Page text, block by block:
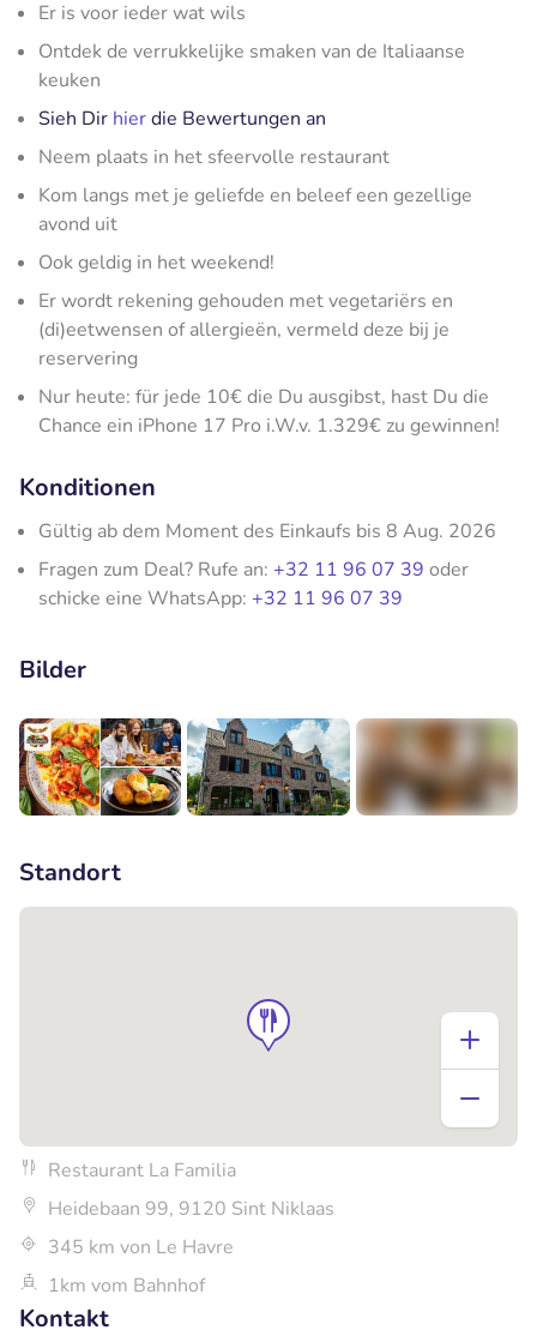
Er is voor ieder wat wils
Ontdek de verrukkelijke smaken van de Italiaanse
keuken
Sieh Dir hierdie Bewertungen an
Neem plaats in het sfeervolle restaurant
Kom langs met je geliefde en beleef een gezellige
avond uit
Ook geldig in het weekend!
Er wordt rekening gehouden met vegetariërs en
(di)eetwensen of allergieën, vermeld deze bij je
reservering
Nur heute: für jede 10€ die Du ausgibst, hast Du die
Chance ein iPhone 17 Pro i.W.v. 1.329€ zu gewinnen!
Konditionen
Gültig ab dem Moment des Einkaufs bis 8 Aug. 2026
Fragen zum Deal? Rufe an: +32 11 96 07 39 oder
schicke eine WhatsApp: +32 11 96 07 39
Bilder
Standort
Restaurant La Familia
Heidebaan 99, 9120 Sint Niklaas
345 km von Le Havre
1km vom Bahnhof
Kontakt